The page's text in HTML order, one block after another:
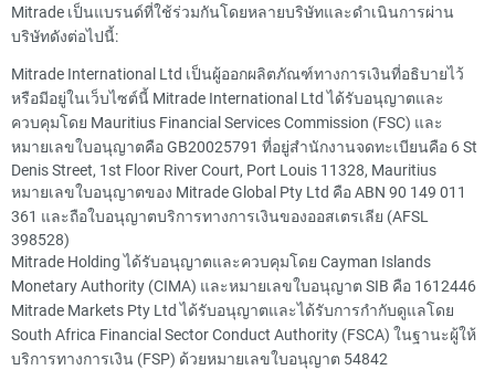
Mitrade เป็นแบรนด์ที่ใช้ร่วมกันโดยหลายบริษัทและดำเนินการผ่าน
บริษัทดังต่อไปนี้:
Mitrade International Ltd เป็นผู้ออกผลิตภัณฑ์ทางการเงินที่อธิบายไว้
หรือมีอยู่ในเว็บไซต์นี้ Mitrade International Ltd ได้รับอนุญาตและ
ควบคุมโดย Mauritius Financial Services Commission (FSC) และ
หมายเลขใบอนุญาตคือ GB20025791 ที่อยู่สำนักงานจดทะเบียนคือ 6 St
Denis Street, 1st Floor River Court, Port Louis 11328, Mauritius
หมายเลขใบอนุญาตของ Mitrade Global Pty Ltd คือ ABN 90 149 011
361 และถือใบอนุญาตบริการทางการเงินของออสเตรเลีย (AFSL
398528)
Mitrade Holding ได้รับอนุญาตและควบคุมโดย Cayman Islands
Monetary Authority (CIMA) และหมายเลขใบอนุญาต SIB คือ 1612446
Mitrade Markets Pty Ltd ได้รับอนุญาตและได้รับการกำกับดูแลโดย
South Africa Financial Sector Conduct Authority (FSCA) ในฐานะผู้ให้
บริการทางการเงิน (FSP) ด้วยหมายเลขใบอนุญาต 54842